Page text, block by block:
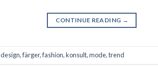
CONTINUE READING →
design,färger,fashion,konsult,mode,trend